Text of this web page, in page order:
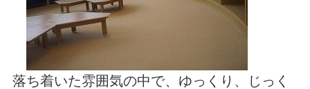
落ち着いた雰囲気の中で、ゆっくり、じっく